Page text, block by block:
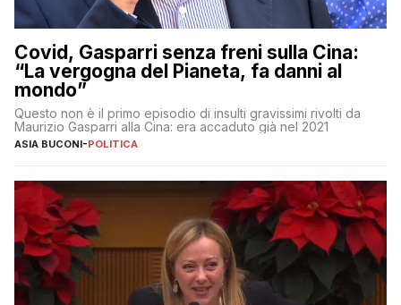
Covid, Gasparri senza freni sulla Cina:
“La vergogna del Pianeta, fa danni al
mondo”
Questo non è il primo episodio di insulti gravissimi rivolti da
Maurizio Gasparri alla Cina: era accaduto già nel 2021
ASIA BUCONI-POLITICA